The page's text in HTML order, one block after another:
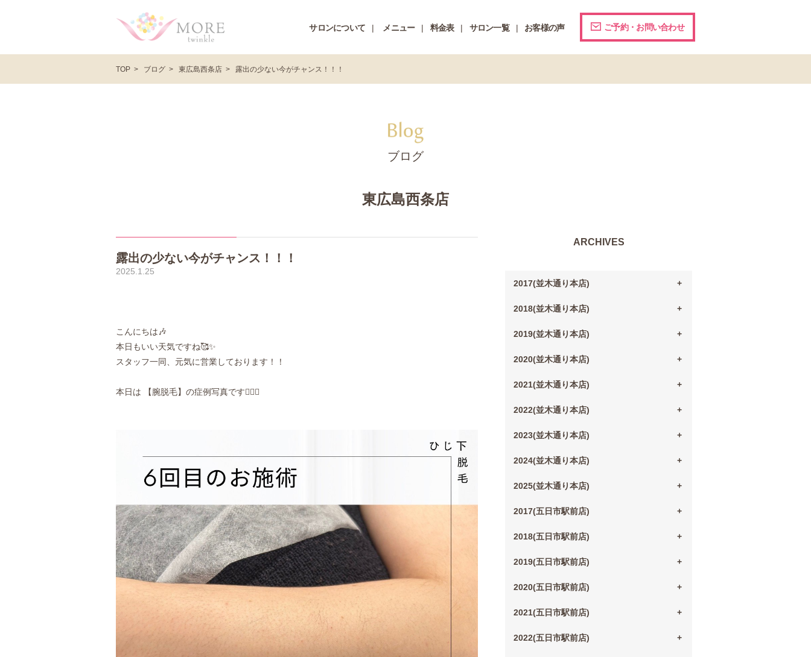
サロンについて メニュー 料金表 サロン一覧 お客様の声 ご予約・お問い合わせ
TOP ブログ 東広島西条店 露出の少ない今がチャンス！！！
ブログ
東広島西条店
露出の少ない今がチャンス！！！
2025.1.25
こんにちは🎶
本日もいい天気ですね🥰✨
スタッフ一同、元気に営業しております！！
本日は 【腕脱毛】の症例写真です🙋🏼‍♀️
ARCHIVES
2017(並木通り本店)
2018(並木通り本店)
2019(並木通り本店)
2020(並木通り本店)
2021(並木通り本店)
2022(並木通り本店)
2023(並木通り本店)
2024(並木通り本店)
2025(並木通り本店)
2017(五日市駅前店)
2018(五日市駅前店)
2019(五日市駅前店)
2020(五日市駅前店)
2021(五日市駅前店)
2022(五日市駅前店)